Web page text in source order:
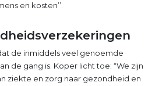
en kosten’’.
de inmiddels veel genoemde
de gang is. Koper licht toe: “We zijn
ziekte en zorg naar gezondheid en